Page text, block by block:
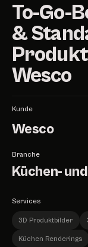
To-Go-
&
Wesco
Kunde
Wesco
Branche
Küchen-
Services
3D Produktbilder
Küchen Renderings